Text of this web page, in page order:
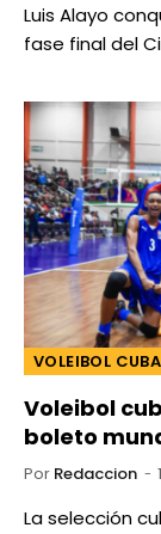
Luis Alayo
fase final del
VOLEIBOL
Voleibol
boleto
Por Redaccion
La selección